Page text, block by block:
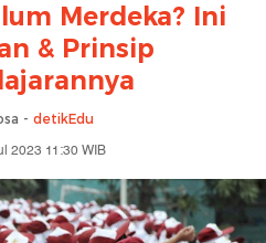
Merdeka? Ini
& Prinsip
- detikEdu
2023 11:30 WIB